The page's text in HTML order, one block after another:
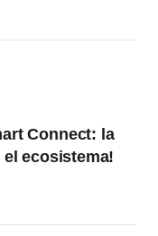
Connect: la
ecosistema!